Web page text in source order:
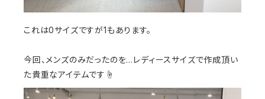
これは0サイズですが1もあります。
今回、メンズのみだったのを…レディースサイズで作成頂い
た貴重なアイテムです☝️